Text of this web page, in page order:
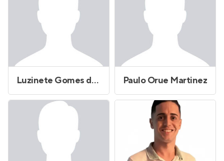
Luzinete Gomes da Silva de Souza Paulo Orue Martinez